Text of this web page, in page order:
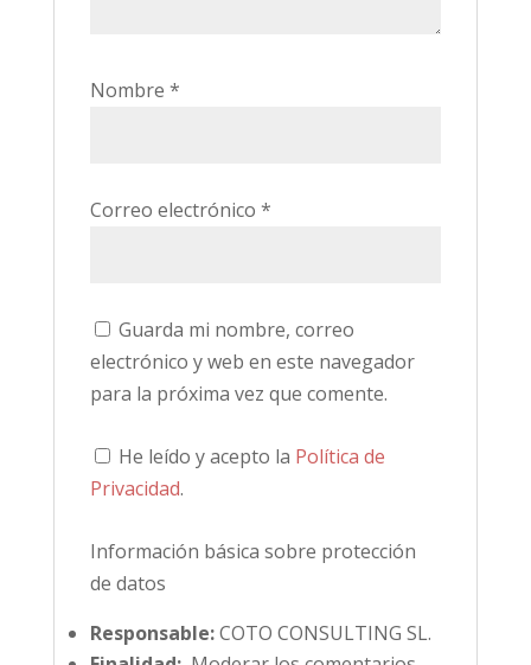
Nombre *
Correo electrónico *
Guarda mi nombre, correo
electrónico y web en este navegador
para la próxima vez que comente.
He leído y acepto la Política de
Privacidad.
Información básica sobre protección
de datos
Responsable:COTO CONSULTING SL.